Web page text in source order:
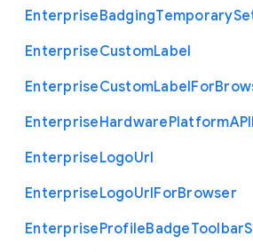
EnterpriseBadgingTemporary
EnterpriseCustomLabel
EnterpriseCustomLabelFor
EnterpriseHardwarePlatformAPI
EnterpriseLogoUrl
EnterpriseLogoUrlForBrowser
EnterpriseProfileBadgeToolbar